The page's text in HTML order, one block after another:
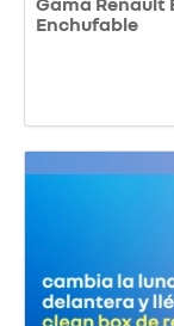
Enchufable